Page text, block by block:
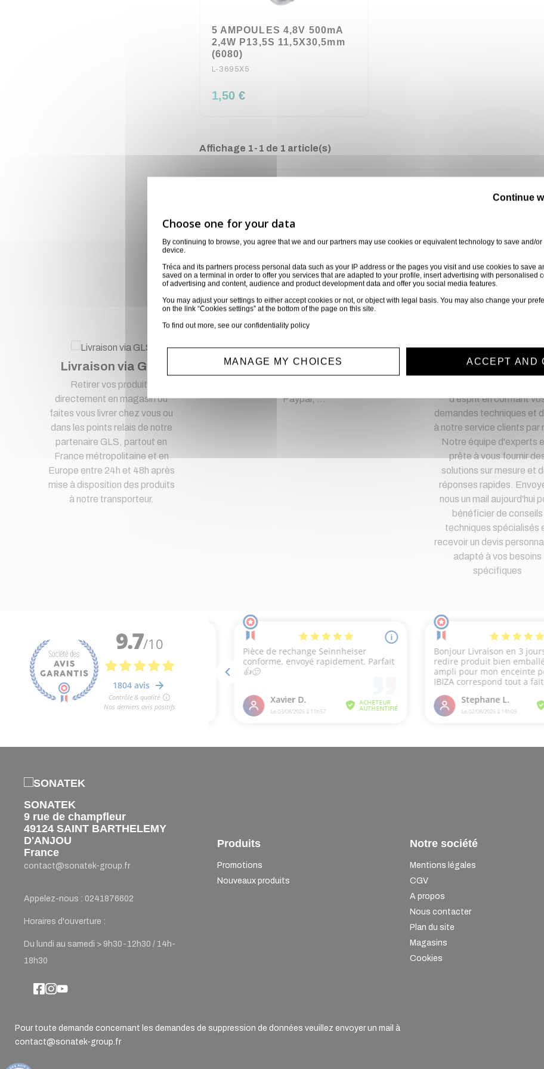
5 AMPOULES 4,8V 500mA
2,4W P13,5S 11,5X30,5mm
(6080)
L-3695X5
1,50 €
Affichage 1-1 de 1 article(s)
Achetez en toute
Notre équipe est à votre service depuis 20 ans.
Livraison via GLS
Retirer vos produits
directement en magasin ou
faites vous livrer chez vous ou
dans les points relais de notre
partenaire GLS, partout en
France métropolitaine et en
Europe entre 24h et 48h après
mise à disposition des produits
à notre transporteur.
Paiement sécurisé
Paypal, ...
Service client
d'esprit en confiant
demandes techniques et
à notre service clients par
Notre équipe d'experts
prête à vous fournir
solutions sur mesure et
réponses rapides.
nous un mail aujourd'hui
bénéficier de conseils
techniques spécialisés
recevoir un devis
adapté à vos besoins
spécifiques
SONATEK
9 rue de champfleur
49124 SAINT BARTHELEMY
D'ANJOU
France
contact@sonatek-group.fr
Appelez-nous : 0241876602
Horaires d'ouverture :
Du lundi au samedi > 9h30-12h30 / 14h-
18h30
Produits
Promotions
Nouveaux produits
Notre société
Mentions légales
CGV
A propos
Nous contacter
Plan du site
Magasins
Cookies
Pour toute demande concernant les demandes de suppression de données veuillez envoyer un mail à
contact@sonatek-group.fr
By continuing to browse, you agree that we and our partners may use cookies or equivalent technology to save and/
device.
Tréca and its partners process personal data such as your IP address or the pages you visit and use cookies to save
saved on a terminal in order to offer you services that are adapted to your profile, insert advertising with personalised
of advertising and content, audience and product development data and offer you social media features.
You may adjust your settings to either accept cookies or not, or object with legal basis. You may also change your
on the link “Cookies settings” at the bottom of the page on this site.
To find out more, see our confidentiality policy
Continue
MANAGE MY CHOICES ACCEPT AND